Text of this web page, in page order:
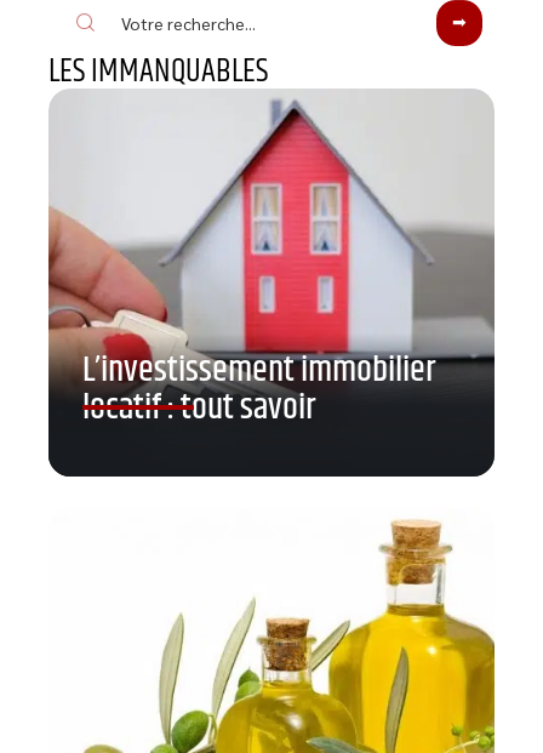
LES IMMANQUABLES
L’investissement immobilier
locatif : tout savoir